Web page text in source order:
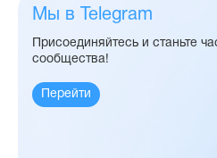
Мы в Telegram
Присоединяйтесь и станьте
сообщества!
Перейти